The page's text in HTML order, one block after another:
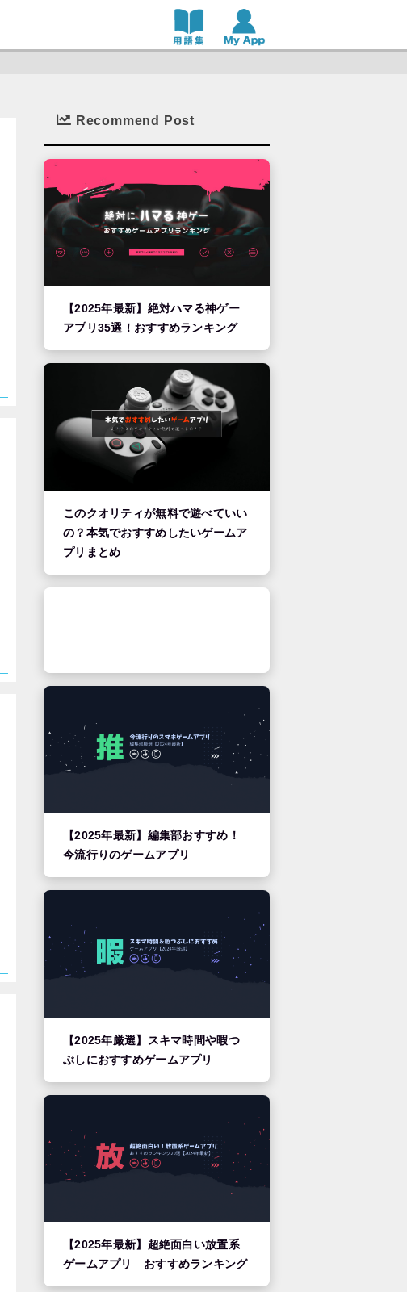
Recommend Post
【2025年最新】絶対ハマる神ゲー
アプリ35選！おすすめランキング
このクオリティが無料で遊べていい
の？本気でおすすめしたいゲームア
プリまとめ
【2025年最新】編集部おすすめ！
今流行りのゲームアプリ
【2025年厳選】スキマ時間や暇つ
ぶしにおすすめゲームアプリ
【2025年最新】超絶面白い放置系
ゲームアプリ おすすめランキング